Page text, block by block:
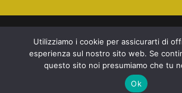
© COPYRIGHT 2023 ARTE A
CIMATTI - GUIDA TURISTICA
04604880403 | ALL RIGHT
Utilizziamo i cookie per assicurarti di
esperienza sul nostro sito web. Se
questo sito noi presumiamo che tu
Ok